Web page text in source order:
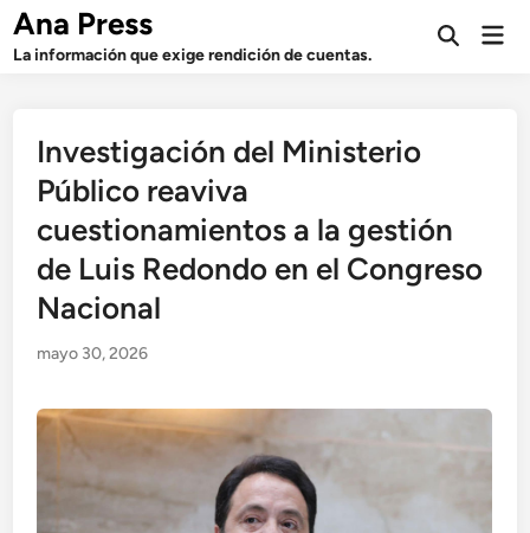
Saltar
contenido
Ana Press
La información que exige rendición de cuentas.
Abrir
Investigación del Ministerio
Público reaviva
cuestionamientos a la gestión
de Luis Redondo en el Congreso
Nacional
mayo 30, 2026